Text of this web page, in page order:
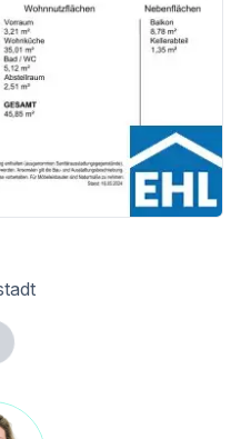
2026
Kaufpreis versteht sich daher zzgl. 20% USt. Diese Daten sind vorbehaltlich möglicher Änderungen.
Dritten ein familiäres oder wirtschaftliches Naheverhältnis besteht.